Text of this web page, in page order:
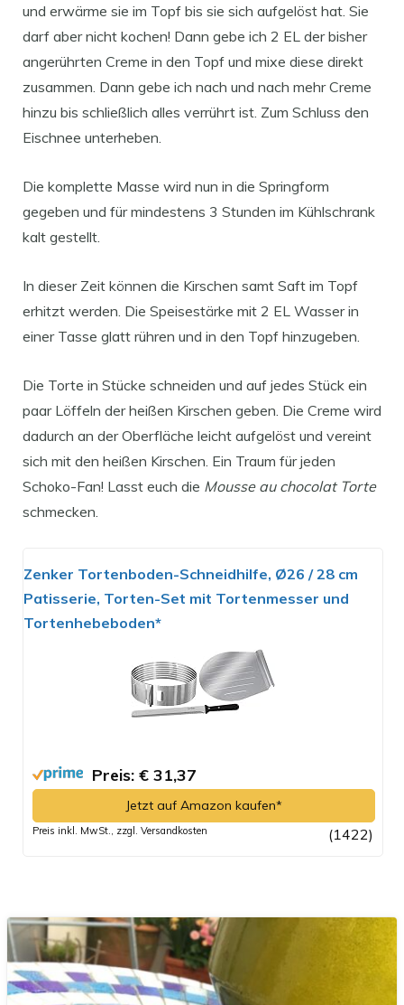
und erwärme sie im Topf bis sie sich aufgelöst hat. Sie
darf aber nicht kochen! Dann gebe ich 2 EL der bisher
angerührten Creme in den Topf und mixe diese direkt
zusammen. Dann gebe ich nach und nach mehr Creme
hinzu bis schließlich alles verrührt ist. Zum Schluss den
Eischnee unterheben.
Die komplette Masse wird nun in die Springform
gegeben und für mindestens 3 Stunden im Kühlschrank
kalt gestellt.
In dieser Zeit können die Kirschen samt Saft im Topf
erhitzt werden. Die Speisestärke mit 2 EL Wasser in
einer Tasse glatt rühren und in den Topf hinzugeben.
Die Torte in Stücke schneiden und auf jedes Stück ein
paar Löffeln der heißen Kirschen geben. Die Creme wird
dadurch an der Oberfläche leicht aufgelöst und vereint
sich mit den heißen Kirschen. Ein Traum für jeden
Schoko-Fan! Lasst euch die Mousse au chocolat Torte
schmecken.
Zenker Tortenboden-Schneidhilfe, Ø26 / 28 cm
Patisserie, Torten-Set mit Tortenmesser und
Tortenhebeboden*
Preis: € 31,37
Jetzt auf Amazon kaufen*
Preis inkl. MwSt., zzgl. Versandkosten (1422)